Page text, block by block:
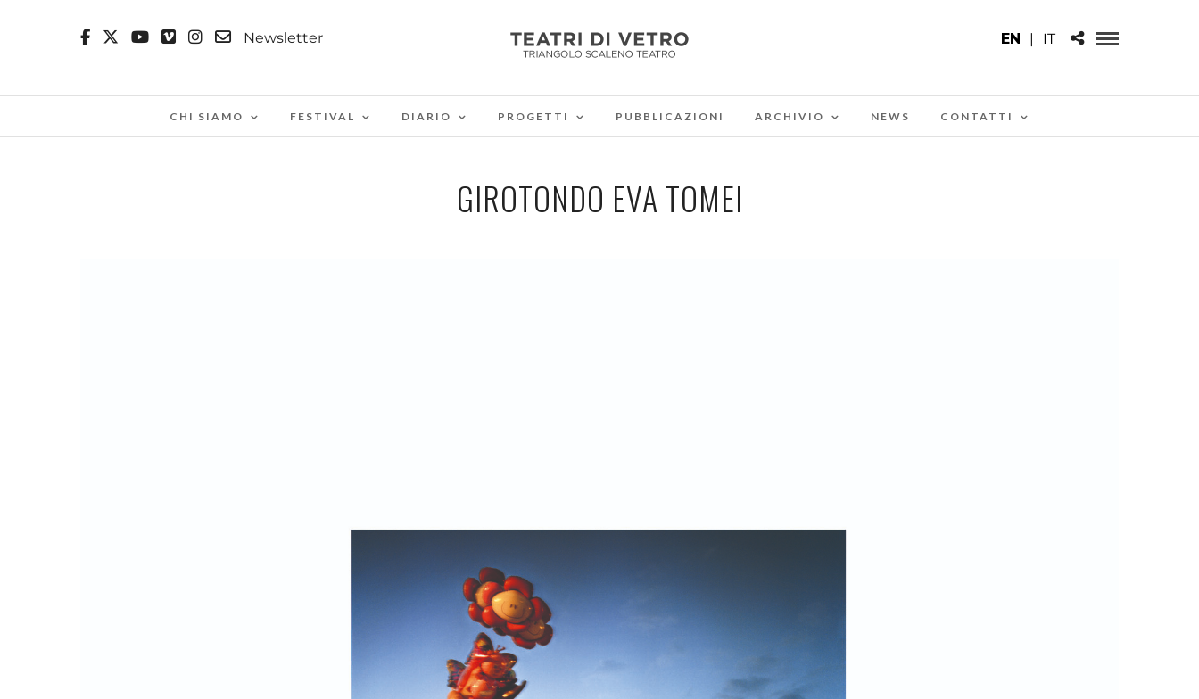
Newsletter EN | IT
CHI SIAMO FESTIVAL DIARIO PROGETTI PUBBLICAZIONI ARCHIVIO NEWS CONTATTI
GIROTONDO EVA TOMEI